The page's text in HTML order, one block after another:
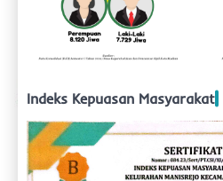
Indeks Kepuasan Masyarakat